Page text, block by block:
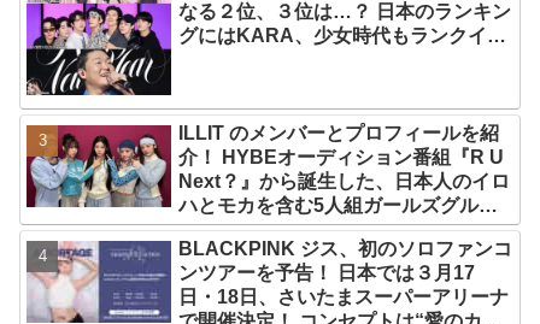
なる２位、３位は…？ 日本のランキン
グにはKARA、少女時代もランクイ
ILLIT のメンバーとプロフィールを紹
介！ HYBEオーディション番組『R U
Next？』から誕生した、日本人のイロ
ハとモカを含む5人組ガールズグルー
プ！ デビュー曲「Magnetic」がいき
なりの大ヒット
BLACKPINK ジス、初のソロファンコ
ンツアーを予告！ 日本では３月17
日・18日、さいたまスーパーアリーナ